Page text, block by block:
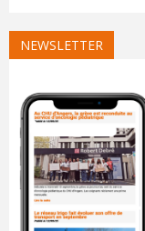
NEWSLETTER